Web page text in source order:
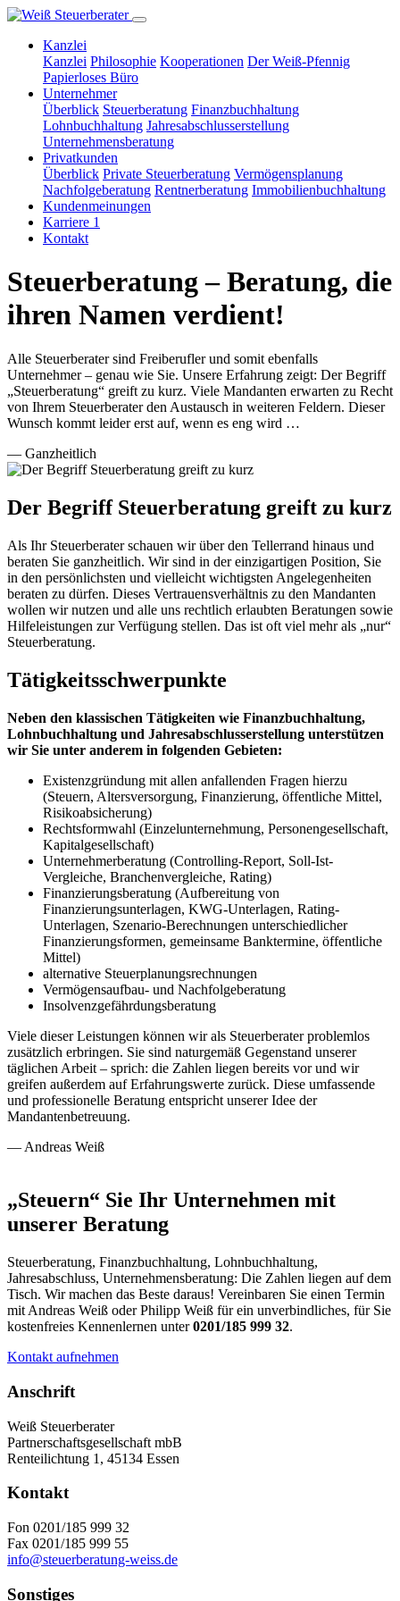
Kanzlei
Kanzlei Philosophie Kooperationen Der Weiß-Pfennig
Papierloses Büro
Unternehmer
Überblick Steuerberatung Finanzbuchhaltung
Lohnbuchhaltung Jahresabschlusserstellung
Unternehmensberatung
Privatkunden
Überblick Private Steuerberatung Vermögensplanung
Nachfolgeberatung Rentnerberatung Immobilienbuchhaltung
Kundenmeinungen
Karriere 1
Kontakt
Steuerberatung – Beratung, die
ihren Namen verdient!
Alle Steuerberater sind Freiberufler und somit ebenfalls
Unternehmer – genau wie Sie. Unsere Erfahrung zeigt: Der Begriff
„Steuerberatung“ greift zu kurz. Viele Mandanten erwarten zu Recht
von Ihrem Steuerberater den Austausch in weiteren Feldern. Dieser
Wunsch kommt leider erst auf, wenn es eng wird …
— Ganzheitlich
Der Begriff Steuerberatung greift zu kurz
Als Ihr Steuerberater schauen wir über den Tellerrand hinaus und
beraten Sie ganzheitlich. Wir sind in der einzigartigen Position, Sie
in den persönlichsten und vielleicht wichtigsten Angelegenheiten
beraten zu dürfen. Dieses Vertrauensverhältnis zu den Mandanten
wollen wir nutzen und alle uns rechtlich erlaubten Beratungen sowie
Hilfeleistungen zur Verfügung stellen. Das ist oft viel mehr als „nur“
Steuerberatung.
Tätigkeitsschwerpunkte
Neben den klassischen Tätigkeiten wie Finanzbuchhaltung,
Lohnbuchhaltung und Jahresabschlusserstellung unterstützen
wir Sie unter anderem in folgenden Gebieten:
Existenzgründung mit allen anfallenden Fragen hierzu
(Steuern, Altersversorgung, Finanzierung, öffentliche Mittel,
Risikoabsicherung)
Rechtsformwahl (Einzelunternehmung, Personengesellschaft,
Kapitalgesellschaft)
Unternehmerberatung (Controlling-Report, Soll-Ist-
Vergleiche, Branchenvergleiche, Rating)
Finanzierungsberatung (Aufbereitung von
Finanzierungsunterlagen, KWG-Unterlagen, Rating-
Unterlagen, Szenario-Berechnungen unterschiedlicher
Finanzierungsformen, gemeinsame Banktermine, öffentliche
Mittel)
alternative Steuerplanungsrechnungen
Vermögensaufbau- und Nachfolgeberatung
Insolvenzgefährdungsberatung
Viele dieser Leistungen können wir als Steuerberater problemlos
zusätzlich erbringen. Sie sind naturgemäß Gegenstand unserer
täglichen Arbeit – sprich: die Zahlen liegen bereits vor und wir
greifen außerdem auf Erfahrungswerte zurück. Diese umfassende
und professionelle Beratung entspricht unserer Idee der
Mandantenbetreuung.
— Andreas Weiß
„Steuern“ Sie Ihr Unternehmen mit
unserer Beratung
Steuerberatung, Finanzbuchhaltung, Lohnbuchhaltung,
Jahresabschluss, Unternehmensberatung: Die Zahlen liegen auf dem
Tisch. Wir machen das Beste daraus! Vereinbaren Sie einen Termin
mit Andreas Weiß oder Philipp Weiß für ein unverbindliches, für Sie
kostenfreies Kennenlernen unter0201/185 999 32.
Kontakt aufnehmen
Anschrift
Weiß Steuerberater
Partnerschaftsgesellschaft mbB
Renteilichtung 1, 45134 Essen
Kontakt
Fon 0201/185 999 32
Fax 0201/185 999 55
info@steuerberatung-weiss.de
Sonstiges